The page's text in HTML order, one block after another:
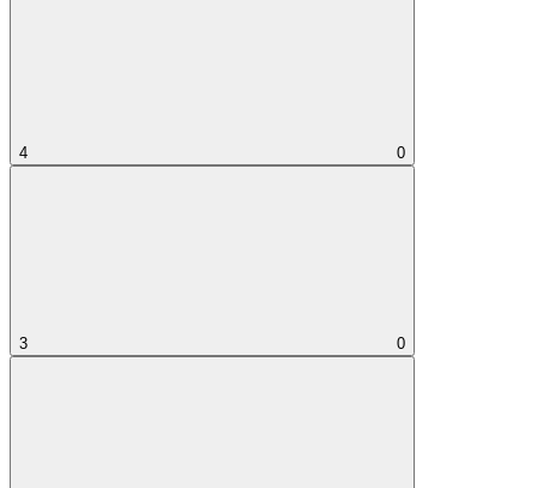
4 0
3 0